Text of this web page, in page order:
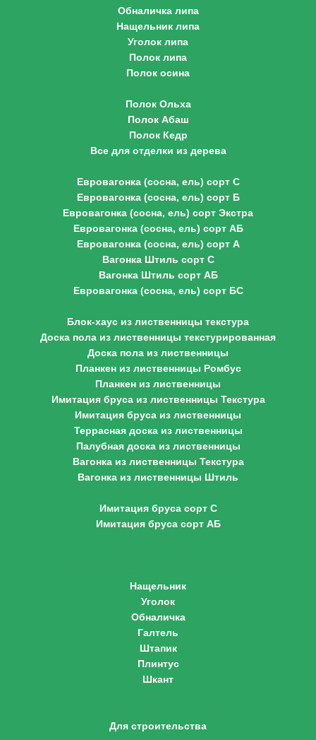
Обналичка липа
Нащельник липа
Уголок липа
Полок липа
Полок осина
Полок Ольха
Полок Абаш
Полок Кедр
Все для отделки из дерева
Евровагонка (сосна, ель) сорт С
Евровагонка (сосна, ель) сорт Б
Евровагонка (сосна, ель) сорт Экстра
Евровагонка (сосна, ель) сорт АБ
Евровагонка (сосна, ель) сорт А
Вагонка Штиль сорт С
Вагонка Штиль сорт АБ
Евровагонка (сосна, ель) сорт БС
Блок-хаус из лиственницы текстура
Доска пола из лиственницы текстурированная
Доска пола из лиственницы
Планкен из лиственницы Ромбус
Планкен из лиственницы
Имитация бруса из лиственницы Текстура
Имитация бруса из лиственницы
Террасная доска из лиственницы
Палубная доска из лиственницы
Вагонка из лиственницы Текстура
Вагонка из лиственницы Штиль
Имитация бруса сорт С
Имитация бруса сорт АБ
Нащельник
Уголок
Обналичка
Галтель
Штапик
Плинтус
Шкант
Для строительства